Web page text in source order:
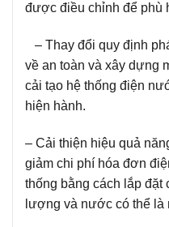
được điều chỉnh để phù
– Thay đổi quy định
về an toàn và xây dựng
cải tạo hệ thống điện
hiện hành.
– Cải thiện hiệu quả
giảm chi phí hóa đơn
thống bằng cách lắp đặt
lượng và nước có thể là